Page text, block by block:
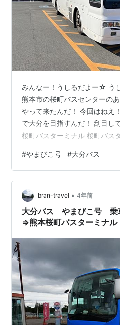
みんなー！うしるだよー☆ う
熊本市の桜町バスセンターの
やって来たんだ！ 今回はねえ
で大分を目指すんだ！ 刮目し
桜町バスターミナル 桜町バス
益城インター口 到着 14:18 阿
阿蘇くまもと空港 発車 14:32
津駅南口 発車 14:46 大津IC
15:08 阿蘇駅 到着 15:17 宮地
#やまびこ号 #大分バス
bran-travel • 4年前
大分バス やまびこ号 乗
⇒熊本桜町バスターミナル